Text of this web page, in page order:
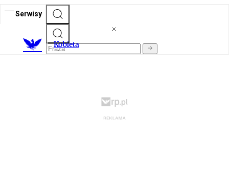
Serwisy
Kobieta